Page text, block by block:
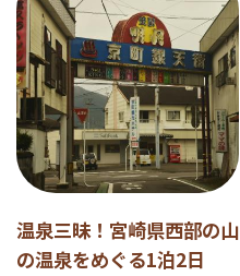
温泉三昧！宮崎県西部の山
の温泉をめぐる1泊2日